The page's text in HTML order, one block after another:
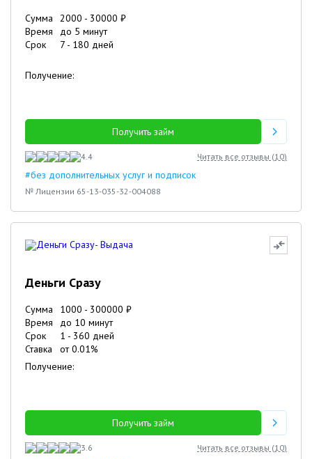
Сумма 2000 - 30000 ₽
Время
до 5 минут
Срок
7 - 180 дней
Получение:
Получить займ
4.4 Читать все отзывы (10)
#без дополнительных услуг и подписок
№ Лицензии 65-13-035-32-004088
Деньги Сразу
Сумма 1000 - 300000 ₽
Время
до 10 минут
Срок
1 - 360 дней
Ставка
от0.01%
Получение:
Получить займ
3.6 Читать все отзывы (10)